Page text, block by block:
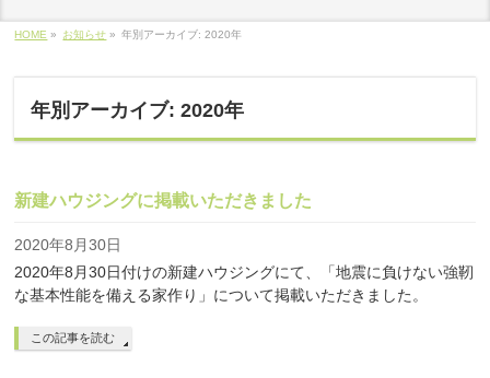
HOME » お知らせ » 年別アーカイブ: 2020年
年別アーカイブ: 2020年
新建ハウジングに掲載いただきました
2020年8月30日
2020年8月30日付けの新建ハウジングにて、「地震に負けない強靭
な基本性能を備える家作り」について掲載いただきました。
この記事を読む